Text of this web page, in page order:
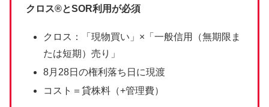
クロス®とSOR利用が必須
クロス：「現物買い」×「一般信用（無期限ま
たは短期）売り」
8月28日の権利落ち日に現渡
コスト＝貸株料（+管理費）